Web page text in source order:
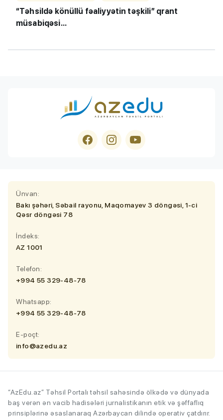
“Təhsildə könüllü fəaliyyətin təşkili” qrant
müsabiqəsi...
Ünvan:
Bakı şəhəri, Səbail rayonu, Maqomayev 3 döngəsi, 1-ci
Qəsr döngəsi 78
İndeks:
AZ 1001
Telefon:
+994 55 329-48-78
Whatsapp:
+994 55 329-48-78
E-poçt:
info@azedu.az
“AzEdu.az” Təhsil Portalı təhsil sahəsində ölkədə və dünyada
baş verən ən vacib hadisələri jurnalistikanın etik və şəffaflıq
prinsiplərinə əsaslanaraq Azərbaycan dilində operativ çatdırır.